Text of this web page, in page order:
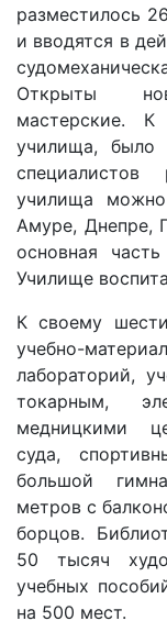
разместилось
и вводятся в
Открыты
мастерские. К
училища, было
специалистов
училища
Амуре, Днепре,
основная
Училище
К своему
учебно-
лабораторий,
токарным,
медницкими
суда,
большой
метров с
борцов.
50 тысяч
учебных
на 500 мест.